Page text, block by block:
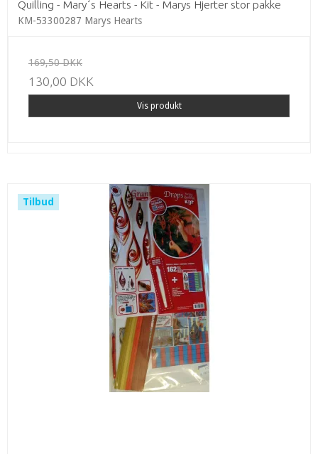
Quilling - Mary´s Hearts - Kit - Marys Hjerter stor pakke
KM-53300287 Marys Hearts
169,50 DKK
130,00 DKK
Vis produkt
Tilbud